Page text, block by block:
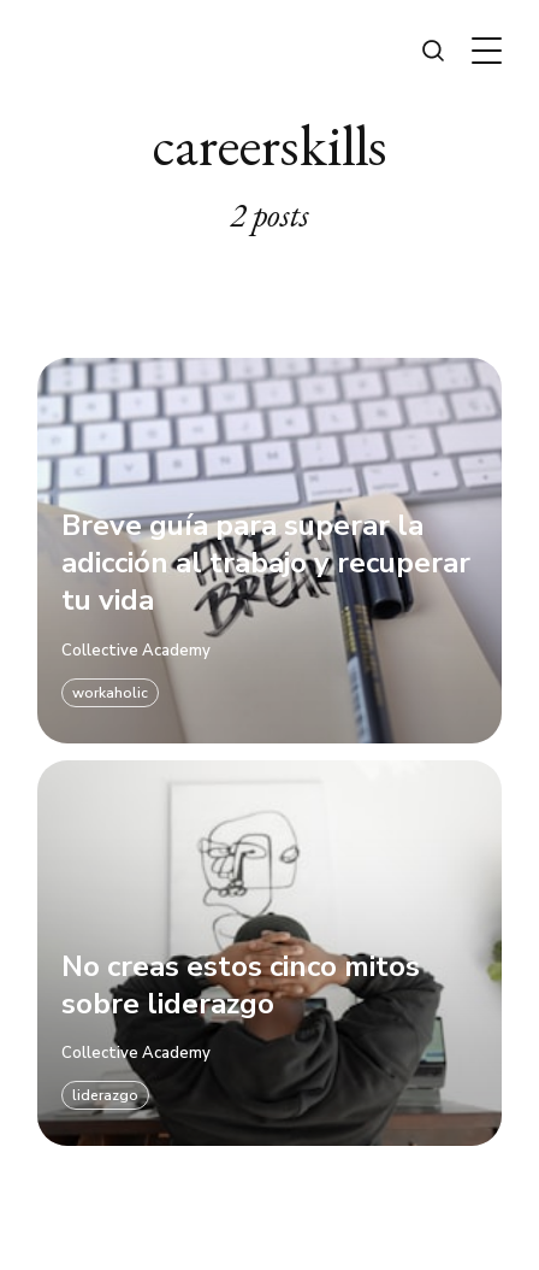
careerskills
2 posts
Breve guía para superar la
adicción al trabajo y recuperar
tu vida
Collective Academy
workaholic
No creas estos cinco mitos
sobre liderazgo
Collective Academy
liderazgo